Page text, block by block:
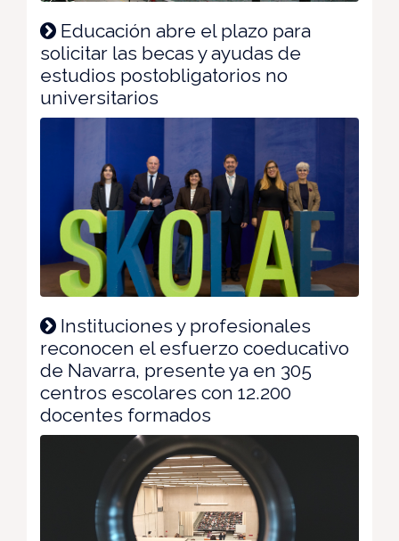
Educación abre el plazo para
solicitar las becas y ayudas de
estudios postobligatorios no
universitarios
Instituciones y profesionales
reconocen el esfuerzo coeducativo
de Navarra, presente ya en 305
centros escolares con 12.200
docentes formados